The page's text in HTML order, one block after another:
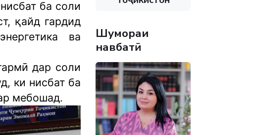
ба соли
қайд гардид
ва
дар соли
ки нисбат ба
мебошад.
Шумораи
навбатӣ